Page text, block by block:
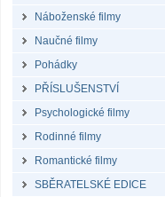
Náboženské filmy
Naučné filmy
Pohádky
PŘÍSLUŠENSTVÍ
Psychologické filmy
Rodinné filmy
Romantické filmy
SBĚRATELSKÉ EDICE